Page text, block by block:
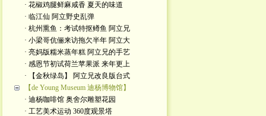
· 花椒鸡腿鲜麻咸香 夏天的味道
· 临江仙 阿立野史乱弹
· 杭州熏鱼：考试特抠鳟鱼 阿立兄
· 小梁哥伉俪来访拖欠半年 阿立大
· 亮妈版糯米蒸年糕 阿立兄的手艺
· 感恩节初试荷兰苹果派 来年更上
· 【金秋绿岛】 阿立兄改良版台式
【de Young Museum 迪杨博物馆】
· 迪杨咖啡馆 奥舍尔雕塑花园
· 工艺美术运动 360度观景塔